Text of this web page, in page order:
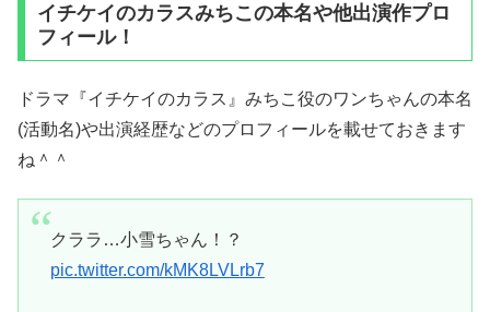
イチケイのカラスみちこの本名や他出演作プロ
フィール！
ドラマ『イチケイのカラス』みちこ役のワンちゃんの本名
(活動名)や出演経歴などのプロフィールを載せておきます
ね＾＾
クララ…小雪ちゃん！？
pic.twitter.com/kMK8LVLrb7